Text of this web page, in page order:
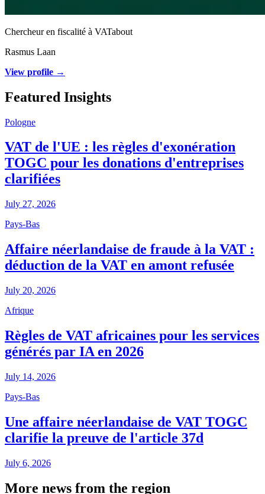
Chercheur en fiscalité à VATabout
Rasmus Laan
View profile →
Featured Insights
Pologne
VAT de l'UE : les règles d'exonération
TOGC pour les donations d'entreprises
clarifiées
July 27, 2026
Pays-Bas
Affaire néerlandaise de fraude à la VAT :
déduction de la VAT en amont refusée
July 20, 2026
Afrique
Règles de VAT africaines pour les services
générés par IA en 2026
July 14, 2026
Pays-Bas
Une affaire néerlandaise de VAT TOGC
clarifie la preuve de l'article 37d
July 6, 2026
More news from the region